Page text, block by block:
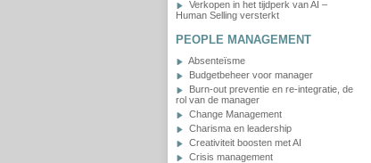
Verkopen in het tijdperk van AI –
Human Selling versterkt
PEOPLE MANAGEMENT
Absenteïsme
Budgetbeheer voor manager
Burn-out preventie en re-integratie, de
rol van de manager
Change Management
Charisma en leadership
Creativiteit boosten met AI
Crisis management